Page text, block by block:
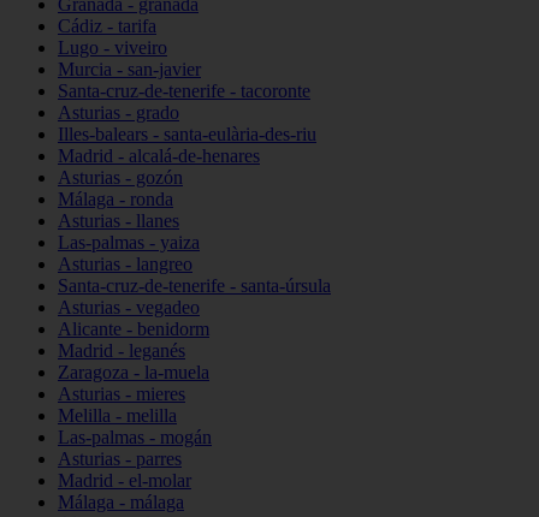
Granada - granada
Cádiz - tarifa
Lugo - viveiro
Murcia - san-javier
Santa-cruz-de-tenerife - tacoronte
Asturias - grado
Illes-balears - santa-eulària-des-riu
Madrid - alcalá-de-henares
Asturias - gozón
Málaga - ronda
Asturias - llanes
Las-palmas - yaiza
Asturias - langreo
Santa-cruz-de-tenerife - santa-úrsula
Asturias - vegadeo
Alicante - benidorm
Madrid - leganés
Zaragoza - la-muela
Asturias - mieres
Melilla - melilla
Las-palmas - mogán
Asturias - parres
Madrid - el-molar
Málaga - málaga